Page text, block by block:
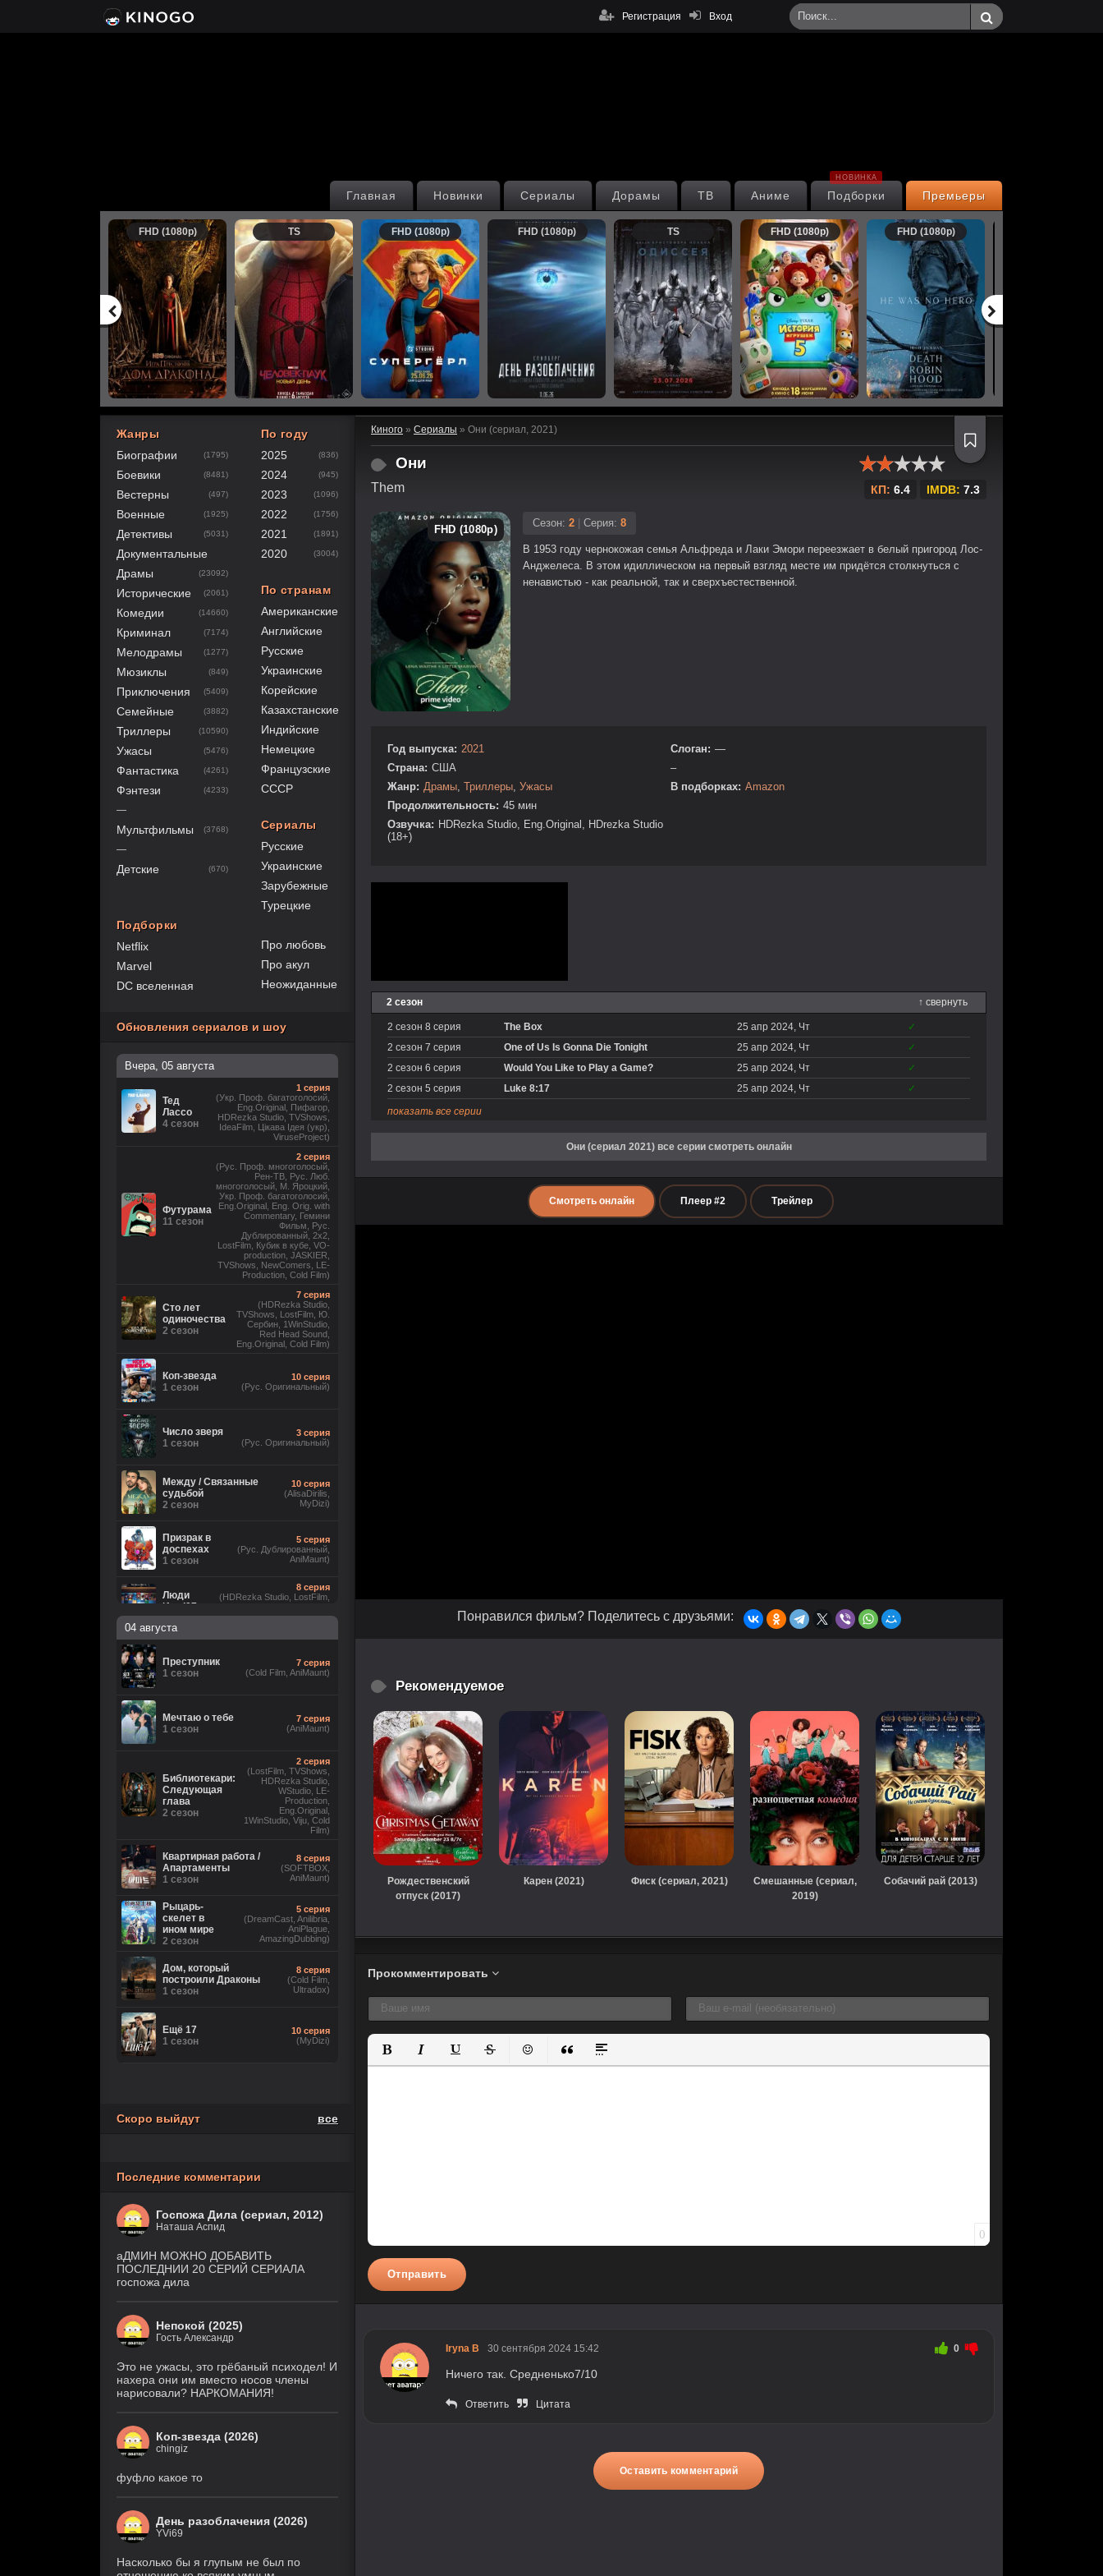
Вход
Регистрация
Премьеры
Подборки
НОВИНКА
Аниме
ТВ
Дорамы
Сериалы
Новинки
Главная
FHD (1080p) TS FHD (1080p) FHD (1080p) TS FHD (1080p) FHD (1080p)
Киного » Сериалы » Они (сериал, 2021)
Они
Them
40
1 2 3 4
КП: 6.4 IMDB: 7.3
FHD (1080p)
Сезон: 2 Серия: 8
В 1953 году чернокожая семья Альфреда и Лаки Эмори переезжает в белый пригород Лос-
Анджелеса. В этом идиллическом на первый взгляд месте им придётся столкнуться с
ненавистью - как реальной, так и сверхъестественной.
Год выпуска: 2021
Страна: США
Жанр: Драмы Триллеры Ужасы
Продолжительность: 45 мин
Озвучка: HDRezka Studio, Eng.Original, HDrezka Studio
(18+)
Слоган: —
–
В подборках: Amazon
2 сезон ↑ свернуть
2 сезон 8 серия The Box 25 апр 2024, Чт
✓
2 сезон 7 серия
One of Us Is Gonna Die Tonight 25 апр 2024, Чт
✓
2 сезон 6 серия
Would You Like to Play a Game? 25 апр 2024, Чт
✓
2 сезон 5 серия
Luke 8:17 25 апр 2024, Чт
✓
показать все серии
Они (сериал 2021) все серии смотреть онлайн
Смотреть онлайн Плеер #2 Трейлер
Понравился фильм? Поделитесь с друзьями:
Рекомендуемое
Рождественский
отпуск (2017)
Карен (2021) Фиск (сериал, 2021)
Смешанные (сериал,
2019)
Собачий рай (2013)
Прокомментировать
Полужирный
КурсивПодчеркнутый
ЗачеркнутыйВставить смайлик
Вставка цитаты
Вставка спойлера
0
Отправить
Iryna B 30 сентября 2024 15:42 0
Ничего так. Средненько7/10
Ответить Цитата
Оставить комментарий
Жанры
Биографии
(1795)
Боевики (8481)
Вестерны (497)
Военные (1925)
Детективы (5031)
Документальные
Драмы
(23092)
Исторические (2061)
Комедии (14660)
Криминал (7174)
Мелодрамы (1277)
Мюзиклы (849)
Приключения (5409)
Семейные (3882)
Триллеры (10590)
Ужасы (5476)
Фантастика (4261)
Фэнтези (4233)
—
Мультфильмы (3768)
—
Детские (670)
Подборки
Netflix
Marvel
DC вселенная
По году
2025
(836)
2024 (945)
2023 (1096)
2022 (1756)
2021 (1891)
2020 (3004)
По странам
Американские
Английские
Русские
Украинские
Корейские
Казахстанские
Индийские
Немецкие
Французские
СССР
Сериалы
Русские
Украинские
Зарубежные
Турецкие
Про любовь
Про акул
Неожиданные
Обновления сериалов и шоу
Вчера, 05 августа
Тед
Лассо
4 сезон
1 серия
(Укр. Проф. багатоголосий,
Eng.Original, Пифагор,
HDRezka Studio, TVShows,
IdeaFilm, Цікава Ідея (укр),
ViruseProject)
Футурама
11 сезон
2 серия
(Рус. Проф. многоголосый,
Рен-ТВ, Рус. Люб.
многоголосый, М. Яроцкий,
Укр. Проф. багатоголосий,
Eng.Original, Eng. Orig. with
Commentary, Гемини
Фильм, Рус.
Дублированный, 2x2,
LostFilm, Кубик в кубе, VO-
production, JASKIER,
TVShows, NewComers, LE-
Production, Cold Film)
Сто лет
одиночества
2 сезон
7 серия
(HDRezka Studio,
TVShows, LostFilm, Ю.
Сербин, 1WinStudio,
Red Head Sound,
Eng.Original, Cold Film)
Коп-звезда
1 сезон
10 серия
(Рус. Оригинальный)
Число зверя
1 сезон
3 серия
(Рус. Оригинальный)
Между / Связанные
судьбой
2 сезон
10 серия
(AlisaDirilis,
MyDizi)
Призрак в
доспехах
1 сезон
5 серия
(Рус. Дублированный,
AniMaunt)
Люди
Икс ’97
2 сезон
8 серия
(HDRezka Studio, LostFilm,
Eng.Original, JASKIER, Рус.
Лаки
1 сезон
HDrezka Studio (18+),
TVShows, Red Head Sound,
Анатомия
чувств
1 сезон
16 серия
(Рус.
Оригинальный)
Звёздные войны: Видения.
Девятый джедай
1 сезон
8
серия
(Cold
Film)
6 серия
(Рус. Оригинальный, Рус.
Великолепная
8 сезон
26 серия
Игра
лжецов
18 серия
(Anilibria, Japan Original,
История его
28 серия
Настоящий
5 серия
04 августа
Преступник
1 сезон
7 серия
(Cold Film, AniMaunt)
Мечтаю о тебе
1 сезон
7 серия
(AniMaunt)
Библиотекари:
Следующая
глава
2 сезон
2 серия
(LostFilm, TVShows,
HDRezka Studio,
WStudio, LE-
Production,
Eng.Original,
1WinStudio, Viju, Cold
Film)
Квартирная работа /
Апартаменты
1 сезон
8 серия
(SOFTBOX,
AniMaunt)
Рыцарь-
скелет в
ином мире
2 сезон
5 серия
(DreamCast, Anilibria,
AniPlague,
AmazingDubbing)
Дом, который
построили Драконы
1 сезон
8 серия
(Cold Film,
Ultradox)
Ещё 17
1 сезон
10 серия
(MyDizi)
Скоро выйдут все
Последние комментарии
Госпожа Дила (сериал, 2012)
Наташа Аспид
аДМИН МОЖНО ДОБАВИТЬ
ПОСЛЕДНИИ 20 СЕРИЙ СЕРИАЛА
госпожа дила
Непокой (2025)
Гость Александр
Это не ужасы, это грёбаный психодел! И
нахера они им вместо носов члены
нарисовали? НАРКОМАНИЯ!
Коп-звезда (2026)
chingiz
фуфло какое то
День разоблачения (2026)
YVi69
Насколько бы я глупым не был по